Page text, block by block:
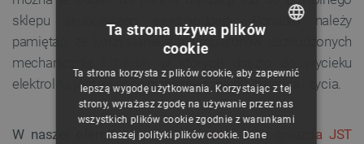
sklepu skupującego elektroodpady. Ponadto należy
pamiętać, że korzystanie z akumulatorów uszkodzonych
mechanicznie i takich, w których doszło do wycieku
elektrolitu, jest wysoce niebezpieczne dla zdrowia i życia.
W naszej ofercie równieżładowarkioraz
gniazda JST
CZECH
ENGLISH
GERMAN
Ta strona używa plików
cookie
Ta strona korzysta z plików cookie, aby zapewnić
lepszą wygodę użytkowania. Korzystając z tej
strony, wyrażasz zgodę na używanie przez nas
wszystkich plików cookie zgodnie z warunkami
naszej polityki plików cookie. Dane